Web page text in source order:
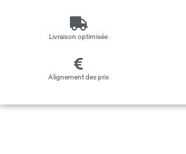
Livraison optimisée
Alignement des prix